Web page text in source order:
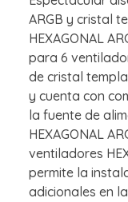
ARGB y cristal
HEXAGONAL
para 6
de cristal
y cuenta con
la fuente de
HEXAGONAL
ventiladores
permite la
adicionales en